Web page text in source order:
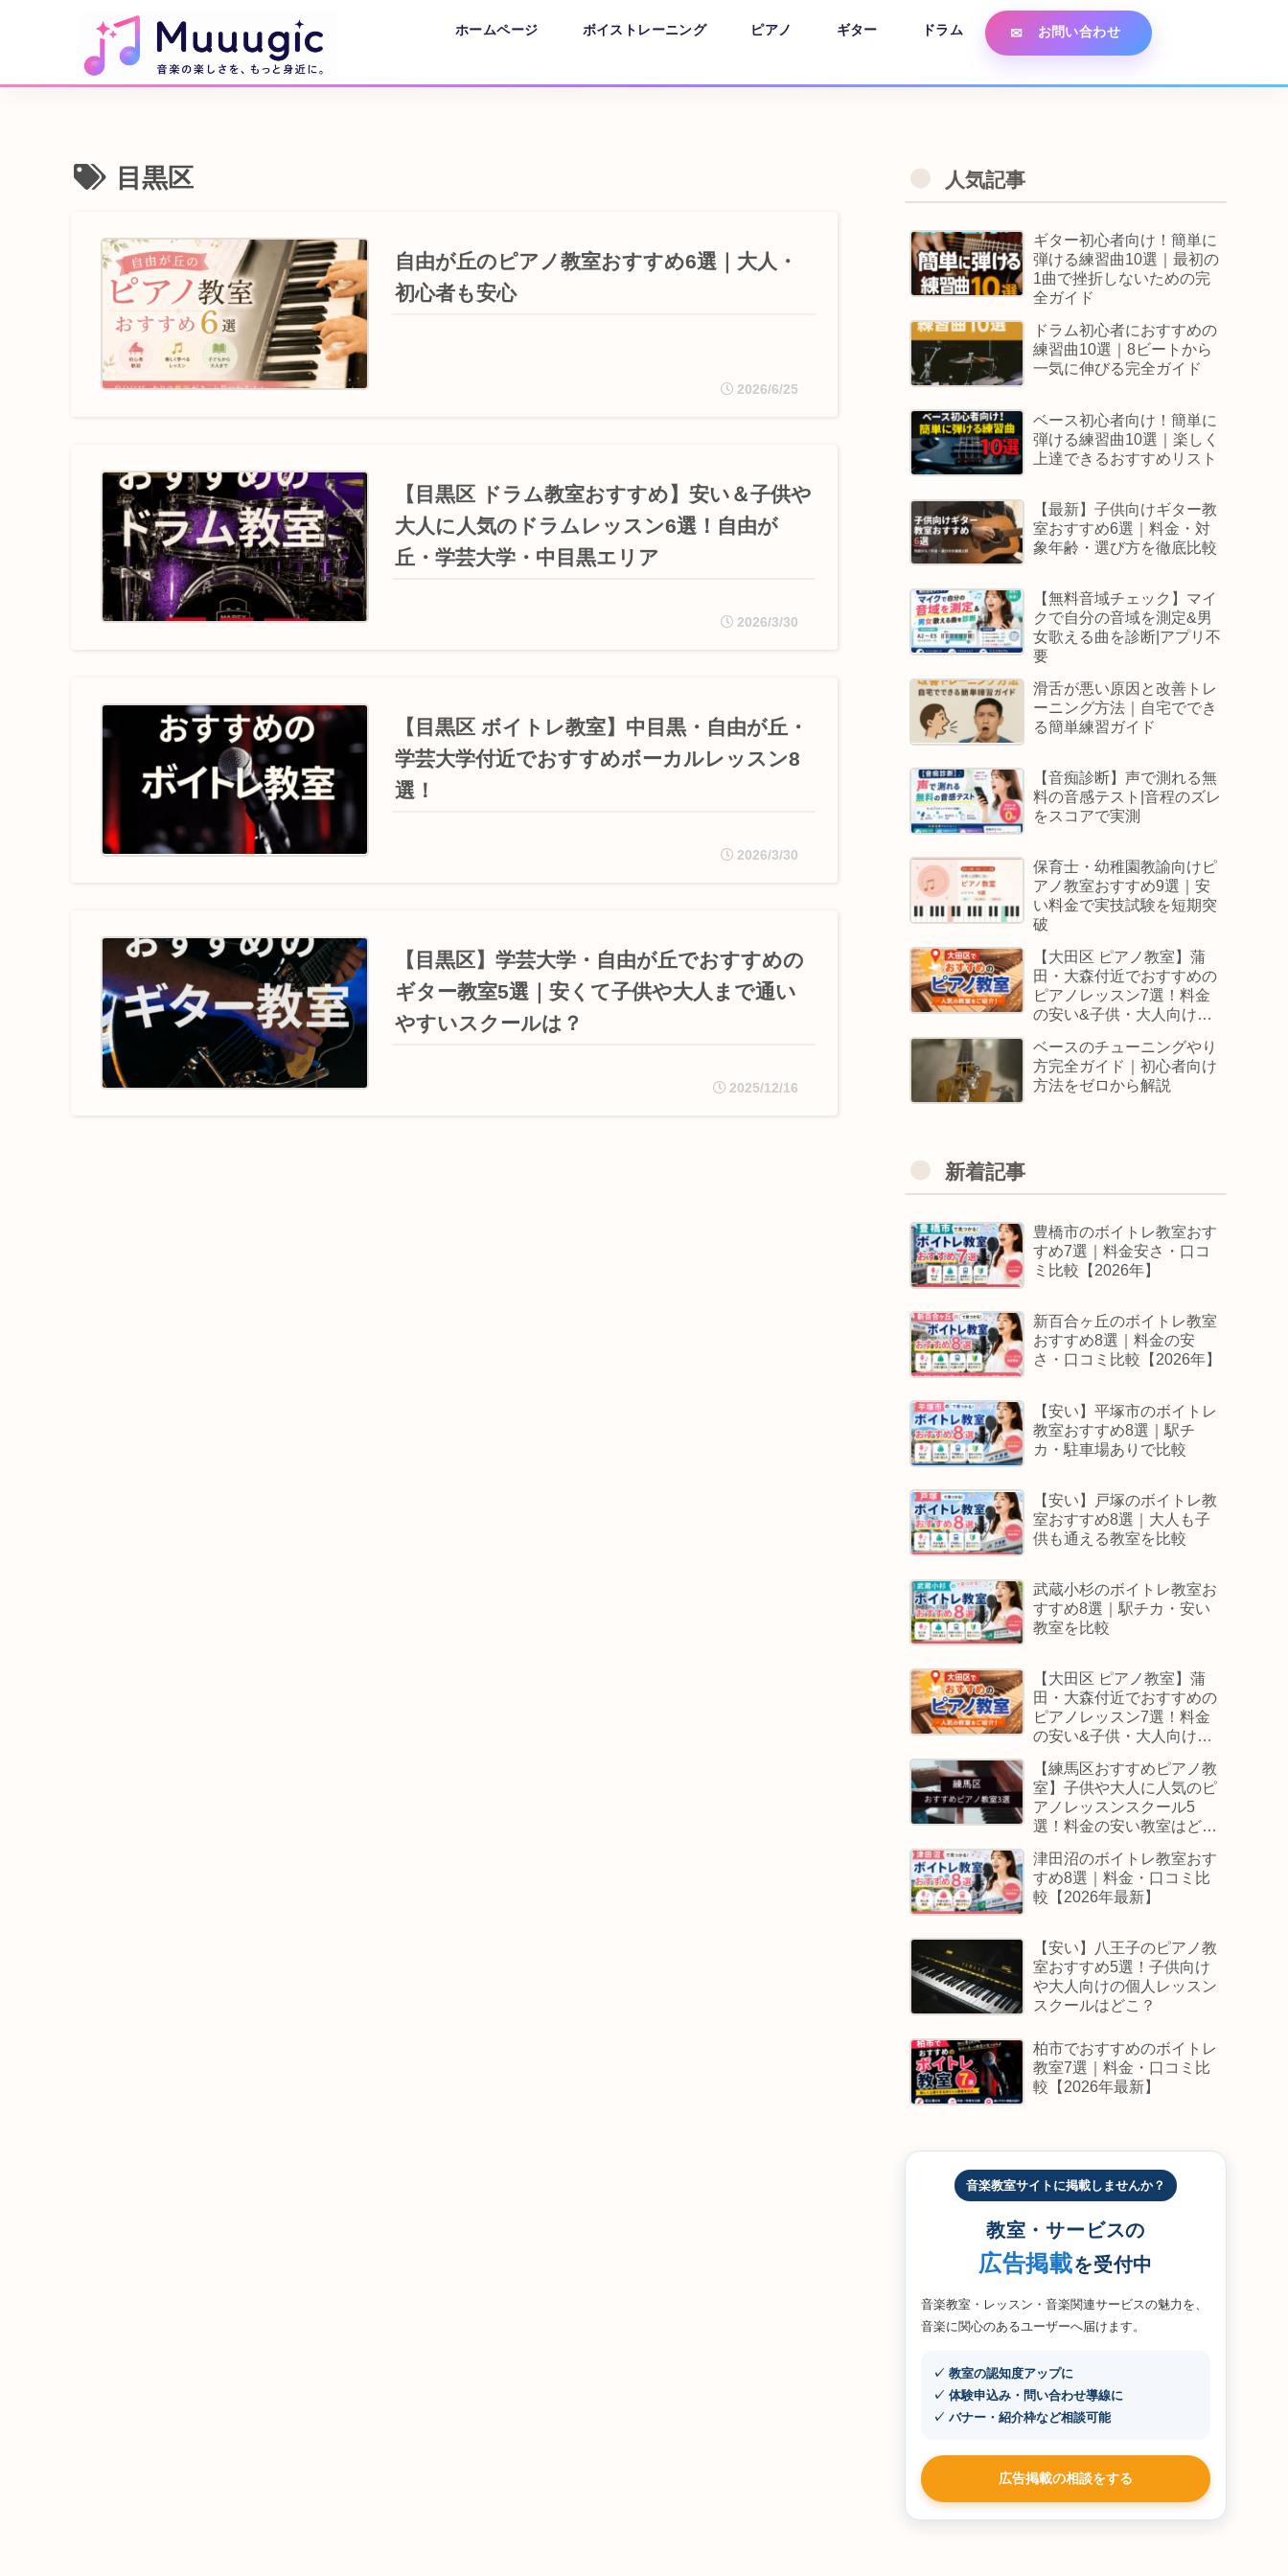
ホームページ ボイストレーニング ピアノ ギター ドラム お問い合わせ
目黒区
自由が丘のピアノ教室おすすめ6選｜大人・
初心者も安心
2026/6/25
【目黒区 ドラム教室おすすめ】安い＆子供や
大人に人気のドラムレッスン6選！自由が
丘・学芸大学・中目黒エリア
2026/3/30
【目黒区 ボイトレ教室】中目黒・自由が丘・
学芸大学付近でおすすめボーカルレッスン8
選！
2026/3/30
【目黒区】学芸大学・自由が丘でおすすめの
ギター教室5選｜安くて子供や大人まで通い
やすいスクールは？
2025/12/16
人気記事
ギター初心者向け！簡単に
弾ける練習曲10選｜最初の
1曲で挫折しないための完
全ガイド
ドラム初心者におすすめの
練習曲10選｜8ビートから
一気に伸びる完全ガイド
ベース初心者向け！簡単に
弾ける練習曲10選｜楽しく
上達できるおすすめリスト
【最新】子供向けギター教
室おすすめ6選｜料金・対
象年齢・選び方を徹底比較
【無料音域チェック】マイ
クで自分の音域を測定&男
女歌える曲を診断|アプリ不
要
滑舌が悪い原因と改善トレ
ーニング方法｜自宅ででき
る簡単練習ガイド
【音痴診断】声で測れる無
料の音感テスト|音程のズレ
をスコアで実測
保育士・幼稚園教諭向けピ
アノ教室おすすめ9選｜安
い料金で実技試験を短期突
破
【大田区 ピアノ教室】蒲
田・大森付近でおすすめの
ピアノレッスン7選！料金
の安い&子供・大人向けス
ベースのチューニングやり
方完全ガイド｜初心者向け
方法をゼロから解説
新着記事
豊橋市のボイトレ教室おす
すめ7選｜料金安さ・口コ
ミ比較【2026年】
新百合ヶ丘のボイトレ教室
おすすめ8選｜料金の安
さ・口コミ比較【2026年】
【安い】平塚市のボイトレ
教室おすすめ8選｜駅チ
カ・駐車場ありで比較
【安い】戸塚のボイトレ教
室おすすめ8選｜大人も子
供も通える教室を比較
武蔵小杉のボイトレ教室お
すすめ8選｜駅チカ・安い
教室を比較
【大田区 ピアノ教室】蒲
田・大森付近でおすすめの
ピアノレッスン7選！料金
の安い&子供・大人向けス
【練馬区おすすめピアノ教
室】子供や大人に人気のピ
アノレッスンスクール5
選！料金の安い教室はど
津田沼のボイトレ教室おす
すめ8選｜料金・口コミ比
較【2026年最新】
【安い】八王子のピアノ教
室おすすめ5選！子供向け
や大人向けの個人レッスン
スクールはどこ？
柏市でおすすめのボイトレ
教室7選｜料金・口コミ比
較【2026年最新】
音楽教室サイトに掲載しませんか？
教室・サービスの
広告掲載を受付中
音楽教室・レッスン・音楽関連サービスの魅力を、
音楽に関心のあるユーザーへ届けます。
✓ 教室の認知度アップに
✓ 体験申込み・問い合わせ導線に
✓ バナー・紹介枠など相談可能
広告掲載の相談をする